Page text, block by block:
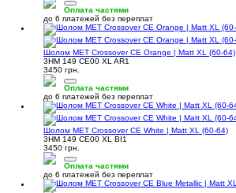
Оплата частями
до 6 платежей без переплат
Шолом MET Crossover CE Orange | Matt XL (60-64)
3HM 149 CE00 XL AR1
3450 грн.
Оплата частями
до 6 платежей без переплат
Шолом MET Crossover CE White | Matt XL (60-64)
3HM 149 CE00 XL BI1
3450 грн.
Оплата частями
до 6 платежей без переплат